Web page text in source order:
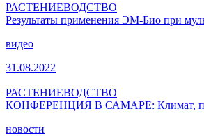
РАСТЕНИЕВОДСТВО
Результаты применения ЭМ-Био при
видео
31.08.2022
РАСТЕНИЕВОДСТВО
КОНФЕРЕНЦИЯ В САМАРЕ: Климат,
новости